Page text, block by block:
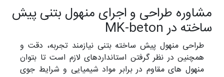
مشاوره طراحی و اجرای منهول بتنی پیش
ساخته در MK-beton
طراحی منهول پیش ساخته بتنی نیازمند تجربه، دقت و
همچنین در نظر گرفتن استانداردهای لازم است تا بتوان
منهول های مقاوم در برابر مواد شیمیایی و شرایط جوی